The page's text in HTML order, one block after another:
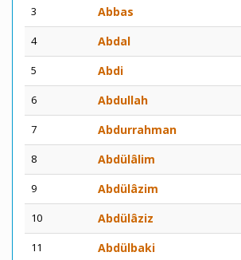
3 Abbas
4 Abdal
5 Abdi
6 Abdullah
7 Abdurrahman
8 Abdülâlim
9 Abdülâzim
10 Abdülâziz
11 Abdülbaki